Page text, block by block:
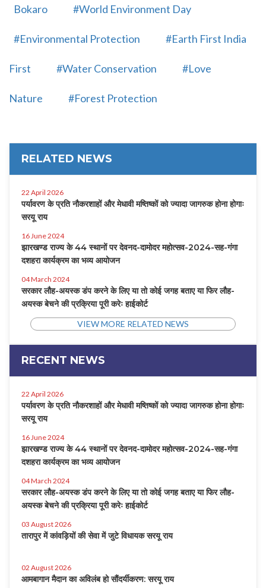
Bokaro #World Environment Day
#Environmental Protection #Earth First India
First #Water Conservation #Love
Nature #Forest Protection
RELATED NEWS
22 April 2026
पर्यावरण के प्रति नौकरशाहों और मेधावी मष्तिष्कों को ज्यादा जागरुक होना होगाः
सरयू राय
16 June 2024
झारखण्ड राज्य के 44 स्थानों पर देवनद-दामोदर महोत्सव-2024-सह-गंगा
दशहरा कार्यक्रम का भव्य आयोजन
04 March 2024
सरकार लौह-अयस्क डंप करने के लिए या तो कोई जगह बताए या फिर लौह-
अयस्क बेचने की प्रक्रिया पूरी करेः हाईकोर्ट
VIEW MORE RELATED NEWS
RECENT NEWS
22 April 2026
पर्यावरण के प्रति नौकरशाहों और मेधावी मष्तिष्कों को ज्यादा जागरुक होना होगाः
सरयू राय
16 June 2024
झारखण्ड राज्य के 44 स्थानों पर देवनद-दामोदर महोत्सव-2024-सह-गंगा
दशहरा कार्यक्रम का भव्य आयोजन
04 March 2024
सरकार लौह-अयस्क डंप करने के लिए या तो कोई जगह बताए या फिर लौह-
अयस्क बेचने की प्रक्रिया पूरी करेः हाईकोर्ट
03 August 2026
तारापुर में कांवड़ियों की सेवा में जुटे विधायक सरयू राय
02 August 2026
आमबागान मैदान का अविलंब हो सौंदर्यीकरण: सरयू राय